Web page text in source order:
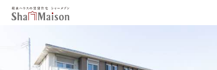
新着メール設定